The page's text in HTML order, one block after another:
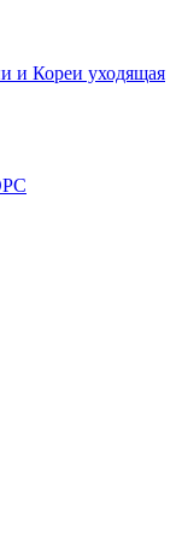
и Кореи уходящая